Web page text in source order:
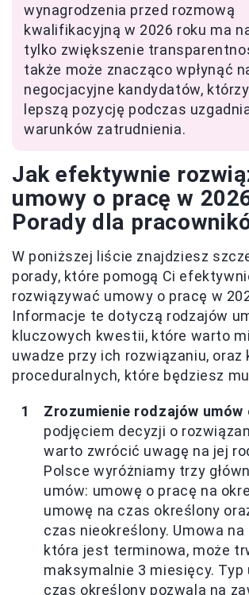
wynagrodzenia przed rozmową
kwalifikacyjną w 2026 roku ma
tylko zwiększenie
także może znacząco wpłynąć
negocjacyjne kandydatów,
lepszą pozycję podczas
warunków zatrudnienia.
Jak efektywnie
umowy o pracę w
Porady dla
W poniższej liście znajdziesz
porady, które pomogą Ci
rozwiązywać umowy o pracę w
Informacje te dotyczą rodzajów
kluczowych kwestii, które warto
uwadze przy ich rozwiązaniu, oraz
proceduralnych, które będziesz
Zrozumienie rodzajów umów
podjęciem decyzji o
warto zwrócić uwagę na jej
Polsce wyróżniamy trzy
umów: umowę o pracę na
umowę na czas określony
czas nieokreślony. Umowa na
która jest terminowa, może
maksymalnie 3 miesięcy. Typ
czas określony pozwala na